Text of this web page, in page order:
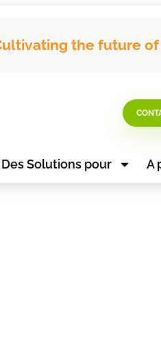
the future of
Des Solutions pour A